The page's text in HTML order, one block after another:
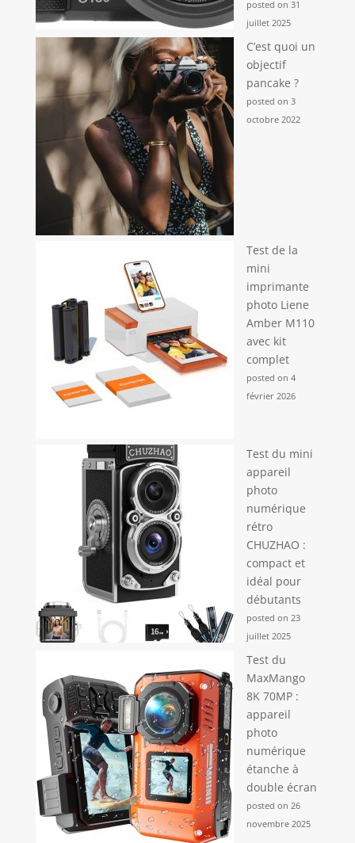
posted on 31
juillet 2025
C’est quoi un
objectif
pancake ?
posted on 3
octobre 2022
Test de la
mini
imprimante
photo Liene
Amber M110
avec kit
complet
posted on 4
février 2026
Test du mini
appareil
photo
numérique
rétro
CHUZHAO :
compact et
idéal pour
débutants
posted on 23
juillet 2025
Test du
MaxMango
8K 70MP :
appareil
photo
numérique
étanche à
double écran
posted on 26
novembre 2025